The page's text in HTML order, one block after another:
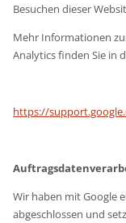
Besuchen dieser
Mehr Informationen
Analytics finden Sie in
https://
Wir haben mit Google
abgeschlossen und